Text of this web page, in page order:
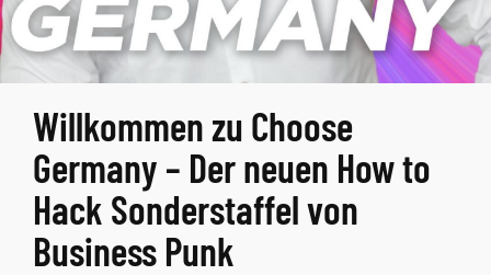
Willkommen zu Choose
Germany – Der neuen How to
Hack Sonderstaffel von
Business Punk